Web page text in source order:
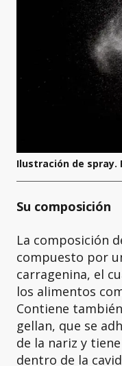
Ilustración de spray.
Su composición
La composición
compuesto por
carragenina, el
los alimentos
Contiene
gellan, que se
de la nariz y
dentro de la